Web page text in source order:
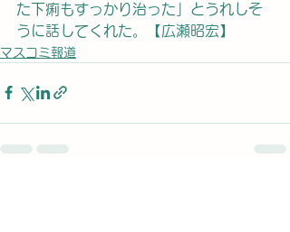
た下痢もすっかり治った」とうれしそ
うに話してくれた。【広瀬昭宏】
マスコミ報道